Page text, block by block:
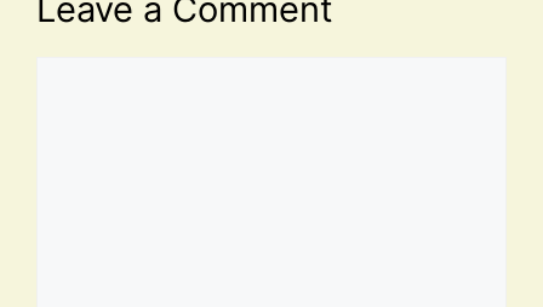
Leave a Comment